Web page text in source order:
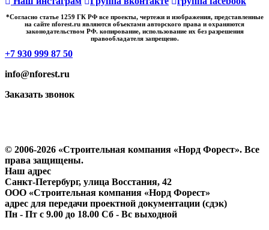
*Cогласно статье 1259 ГК РФ все проекты, чертежи и изображения, представленные
на сайте nforest.ru являются объектами авторского права и охраняются
законодательством РФ. копирование, использование их без разрешения
правообладателя запрещено.
+7 930 999 87 50
info@nforest.ru
Заказать звонок
© 2006-2026 «Строительная компания «Норд Форест». Все
права защищены.
Наш адрес
​Санкт-Петербург, улица Восстания, 42
ООО «Строительная компания «Норд Форест»
адрес для передачи проектной документации (сдэк)
Пн - Пт с 9.00 до 18.00 Сб - Вс выходной